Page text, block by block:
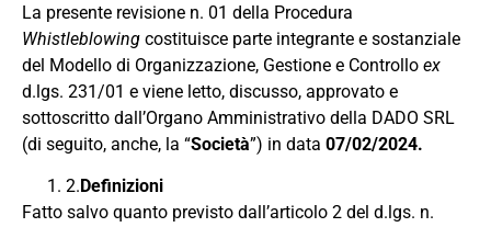
La presente revisione n. 01 della Procedura
Whistleblowing costituisce parte integrante e sostanziale
del Modello di Organizzazione, Gestione e Controllo ex
d.lgs. 231/01 e viene letto, discusso, approvato e
sottoscritto dall’Organo Amministrativo della DADO SRL
(di seguito, anche, la “Società”) in data 07/02/2024.
2.Definizioni
Fatto salvo quanto previsto dall’articolo 2 del d.lgs. n.